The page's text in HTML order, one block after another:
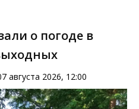
о погоде в
августа 2026, 12:00